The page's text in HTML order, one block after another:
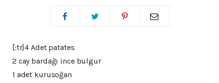
[:tr]4 Adet patates
2 cay bardağı ince bulgur
1 adet kurusoğan